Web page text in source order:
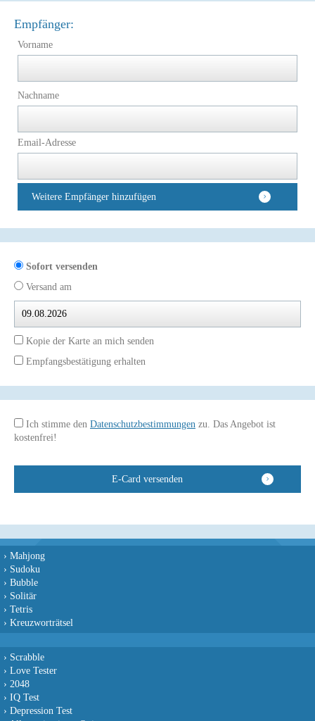
Empfänger:
Vorname
Nachname
Email-Adresse
Weitere Empfänger hinzufügen
Sofort versenden
Versand am
Kopie der Karte an mich senden
Empfangsbestätigung erhalten
Ich stimme den Datenschutzbestimmungen zu. Das Angebot ist
kostenfrei!
› Mahjong
› Sudoku
› Bubble
› Solitär
› Tetris
› Kreuzworträtsel
› Scrabble
› Love Tester
› 2048
› IQ Test
› Depression Test